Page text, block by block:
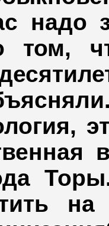
надо
том,